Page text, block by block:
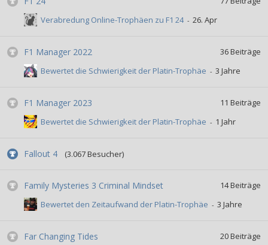
Verabredung Online-Trophäen zu F1 24
F1 Manager 2022 36Beiträge
Bewertet die Schwierigkeit der Platin-Trophäe
F1 Manager 2023 11 Beiträge
Bewertet die Schwierigkeit der Platin-Trophäe
Fallout 4 (3.067 Besucher)
Family Mysteries 3 Criminal Mindset 14Beiträge
Bewertet den Zeitaufwand der Platin-Trophäe
Far Changing Tides 20Beiträge